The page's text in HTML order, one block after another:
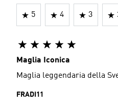
5 4 3
Maglia Iconica
Maglia leggendaria
FRADI11